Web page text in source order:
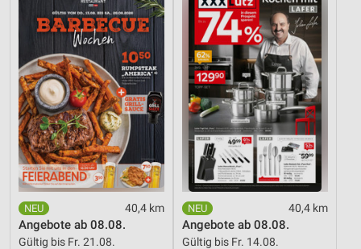
40,4 km
Angebote ab 08.08.
Gültig bis Fr. 21.08.
40,4 km
Angebote ab 08.08.
Gültig bis Fr. 14.08.